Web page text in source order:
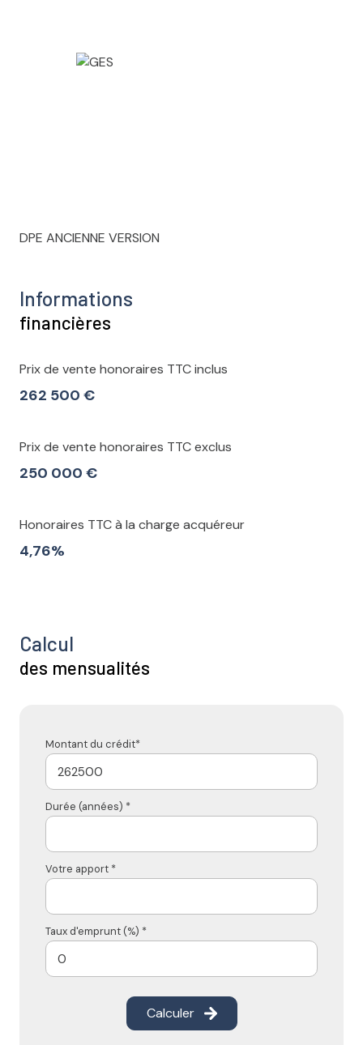
DPE ANCIENNE VERSION
Informations
financières
Prix de vente honoraires TTC inclus
262 500 €
Prix de vente honoraires TTC exclus
250 000 €
Honoraires TTC à la charge acquéreur
4,76%
Calcul
des mensualités
Montant du crédit*
Durée (années) *
Votre apport *
Taux d'emprunt (%) *
Calculer